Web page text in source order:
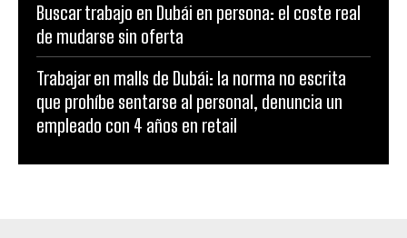
Buscar trabajo en Dubái en persona: el coste real
de mudarse sin oferta
Trabajar en malls de Dubái: la norma no escrita
que prohíbe sentarse al personal, denuncia un
empleado con 4 años en retail